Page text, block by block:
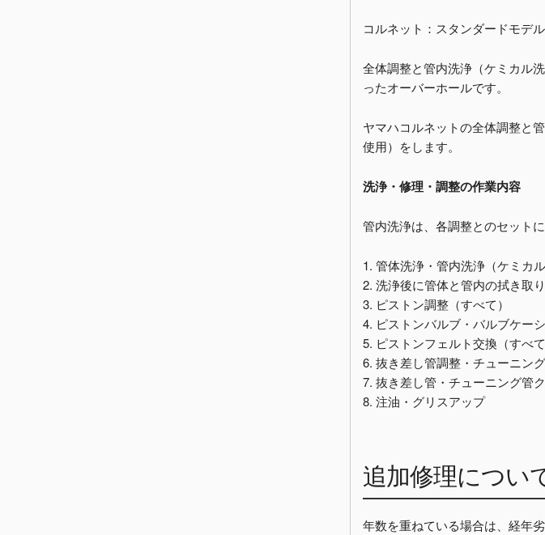
コルネット：スタンダードモデル
全体調整と管内洗浄（ケミカル
ったオーバーホールです。
ヤマハコルネットの全体調整と
使用）をします。
洗浄・修理・調整の作業内容
管内洗浄は、各調整とのセットに
1. 管体洗浄・管内洗浄（ケミカ
2. 洗浄後に管体と管内の拭き取
3. ピストン調整（すべて）
4. ピストンバルブ・バルブケー
5. ピストンフェルト交換（すべて
6. 抜き差し管調整・チューニン
7. 抜き差し管・チューニング管
8. 注油・グリスアップ
追加修理につい
年数を重ねている場合は、経年